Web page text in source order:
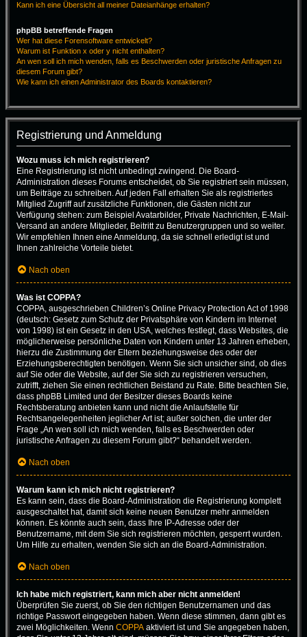
Kann ich eine Übersicht all meiner Dateianhänge erhalten?
phpBB betreffende Fragen
Wer hat diese Forensoftware entwickelt?
Warum ist Funktion x oder y nicht enthalten?
An wen soll ich mich wenden, falls es Beschwerden oder juristische Anfragen zu
diesem Forum gibt?
Wie kann ich einen Administrator des Boards kontaktieren?
Registrierung und Anmeldung
Wozu muss ich mich registrieren?
Eine Registrierung ist nicht unbedingt zwingend. Die Board-
Administration dieses Forums entscheidet, ob Sie registriert sein müssen,
um Beiträge zu schreiben. Auf jeden Fall erhalten Sie als registriertes
Mitglied Zugriff auf zusätzliche Funktionen, die Gästen nicht zur
Verfügung stehen: zum Beispiel Avatarbilder, Private Nachrichten, E-Mail-
Versand an andere Mitglieder, Beitritt zu Benutzergruppen und so weiter.
Wir empfehlen Ihnen eine Anmeldung, da sie schnell erledigt ist und
Ihnen zahlreiche Vorteile bietet.
Nach oben
Was ist COPPA?
COPPA, ausgeschrieben Children’s Online Privacy Protection Act of 1998
(deutsch: Gesetz zum Schutz der Privatsphäre von Kindern im Internet
von 1998) ist ein Gesetz in den USA, welches festlegt, dass Websites, die
möglicherweise persönliche Daten von Kindern unter 13 Jahren erheben,
hierzu die Zustimmung der Eltern beziehungsweise des oder der
Erziehungsberechtigten benötigen. Wenn Sie sich unsicher sind, ob dies
auf Sie oder die Website, auf der Sie sich zu registrieren versuchen,
zutrifft, ziehen Sie einen rechtlichen Beistand zu Rate. Bitte beachten Sie,
dass phpBB Limited und der Besitzer dieses Boards keine
Rechtsberatung anbieten kann und nicht die Anlaufstelle für
Rechtsangelegenheiten jeglicher Art ist; außer solchen, die unter der
Frage „An wen soll ich mich wenden, falls es Beschwerden oder
juristische Anfragen zu diesem Forum gibt?“ behandelt werden.
Nach oben
Warum kann ich mich nicht registrieren?
Es kann sein, dass die Board-Administration die Registrierung komplett
ausgeschaltet hat, damit sich keine neuen Benutzer mehr anmelden
können. Es könnte auch sein, dass Ihre IP-Adresse oder der
Benutzername, mit dem Sie sich registrieren möchten, gesperrt wurden.
Um Hilfe zu erhalten, wenden Sie sich an die Board-Administration.
Nach oben
Ich habe mich registriert, kann mich aber nicht anmelden!
Überprüfen Sie zuerst, ob Sie den richtigen Benutzernamen und das
richtige Passwort eingegeben haben. Wenn diese stimmen, dann gibt es
zwei Möglichkeiten. Wenn COPPA aktiviert ist und Sie angegeben haben,